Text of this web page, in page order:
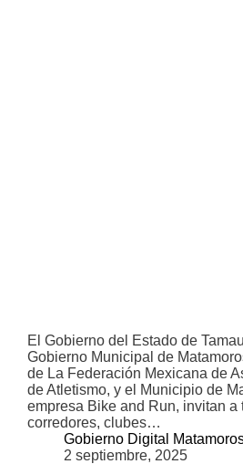
El Gobierno del Estado de
Gobierno Municipal de
de La Federación Mexicana de
de Atletismo, y el Municipio de
empresa Bike and Run, invitan a
corredores, clubes…
Gobierno Digital
2 septiembre, 2025